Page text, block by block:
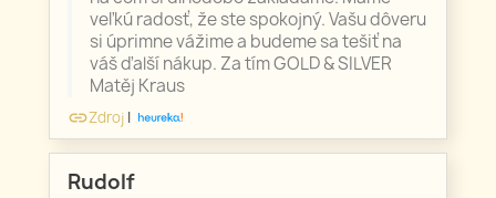
veľkú radosť, že ste spokojný. Vašu dôveru
si úprimne vážime a budeme sa tešiť na
váš ďalší nákup. Za tím GOLD & SILVER
Matěj Kraus
linkZdroj |
Rudolf